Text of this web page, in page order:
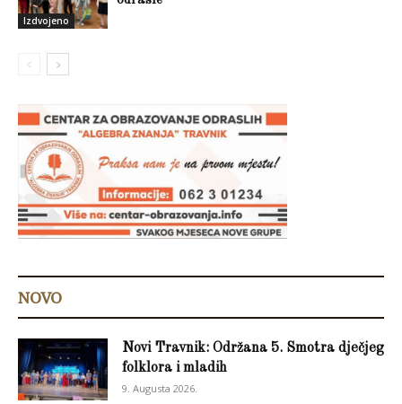
Izdvojeno
NOVO
Novi Travnik: Održana 5. Smotra dječjeg
folklora i mladih
9. Augusta 2026.